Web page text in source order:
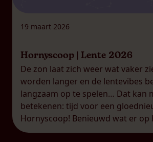
19 maart 2026
Hornyscoop | Lente 2026
De zon laat zich weer wat vaker
worden langer en de lentevibes
langzaam op te spelen… Dat kan
betekenen: tijd voor een
Hornyscoop! Benieuwd wat er op
liefde, spanning en een beetje